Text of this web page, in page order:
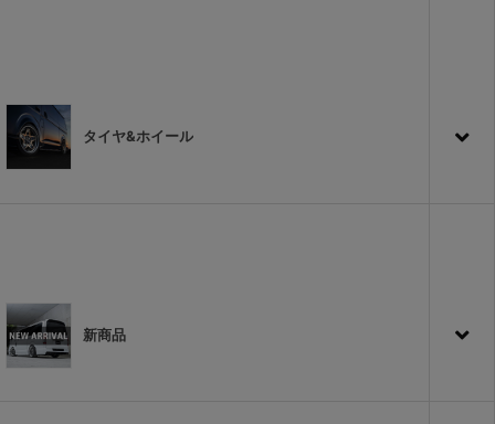
タイヤ&ホイール
新商品